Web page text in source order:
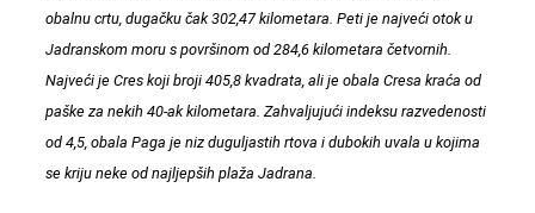
obalnu crtu, dugačku čak 302,47 kilometara. Peti je najveći otok u
Jadranskom moru s površinom od 284,6 kilometara četvornih.
Najveći je Cres koji broji 405,8 kvadrata, ali je obala Cresa kraća od
paške za nekih 40-ak kilometara. Zahvaljujući indeksu razvedenosti
od 4,5, obala Paga je niz duguljastih rtova i dubokih uvala u kojima
se kriju neke od najljepših plaža Jadrana.